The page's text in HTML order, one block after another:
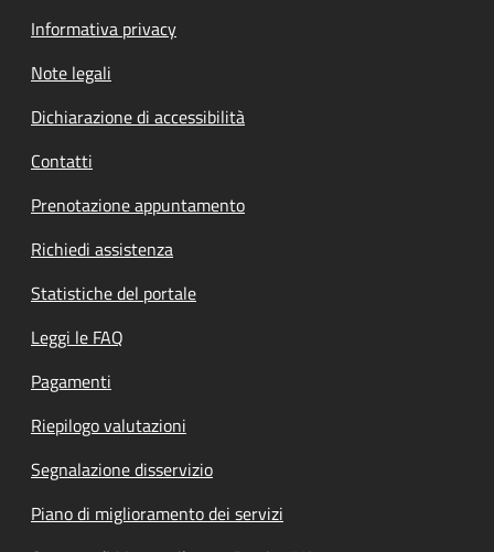
Informativa privacy
Note legali
Dichiarazione di accessibilità
Contatti
Prenotazione appuntamento
Richiedi assistenza
Statistiche del portale
Leggi le FAQ
Pagamenti
Riepilogo valutazioni
Segnalazione disservizio
Piano di miglioramento dei servizi